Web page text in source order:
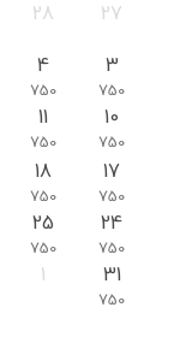
27
28
3
750
4
750
10
750
11
750
17
750
18
750
24
750
25
750
31
750
1